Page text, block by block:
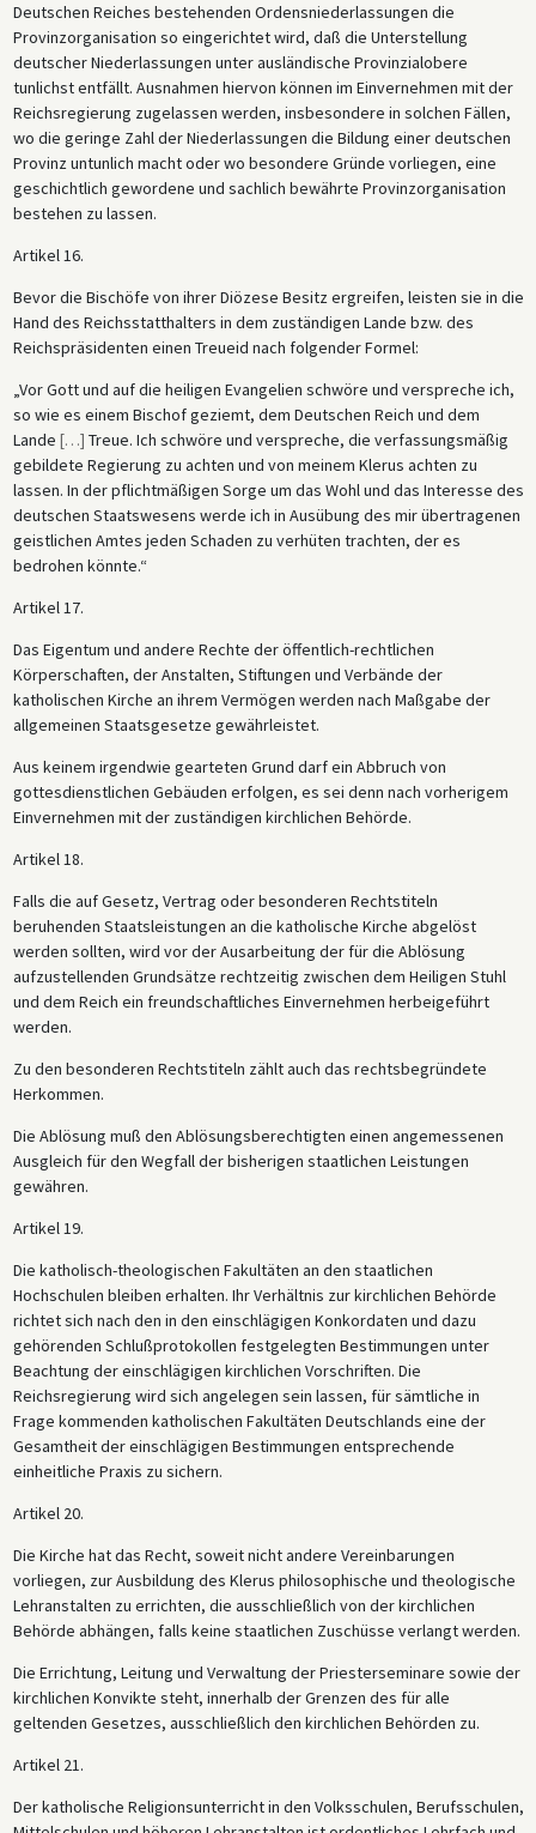
Deutschen Reiches bestehenden Ordensniederlassungen die
Provinzorganisation so eingerichtet wird, daß die Unterstellung
deutscher Niederlassungen unter ausländische Provinzialobere
tunlichst entfällt. Ausnahmen hiervon können im Einvernehmen mit der
Reichsregierung zugelassen werden, insbesondere in solchen Fällen,
wo die geringe Zahl der Niederlassungen die Bildung einer deutschen
Provinz untunlich macht oder wo besondere Gründe vorliegen, eine
geschichtlich gewordene und sachlich bewährte Provinzorganisation
bestehen zu lassen.
Artikel 16.
Bevor die Bischöfe von ihrer Diözese Besitz ergreifen, leisten sie in die
Hand des Reichsstatthalters in dem zuständigen Lande bzw. des
Reichspräsidenten einen Treueid nach folgender Formel:
„Vor Gott und auf die heiligen Evangelien schwöre und verspreche ich,
so wie es einem Bischof geziemt, dem Deutschen Reich und dem
Lande […] Treue. Ich schwöre und verspreche, die verfassungsmäßig
gebildete Regierung zu achten und von meinem Klerus achten zu
lassen. In der pflichtmäßigen Sorge um das Wohl und das Interesse des
deutschen Staatswesens werde ich in Ausübung des mir übertragenen
geistlichen Amtes jeden Schaden zu verhüten trachten, der es
bedrohen könnte.“
Artikel 17.
Das Eigentum und andere Rechte der öffentlich-rechtlichen
Körperschaften, der Anstalten, Stiftungen und Verbände der
katholischen Kirche an ihrem Vermögen werden nach Maßgabe der
allgemeinen Staatsgesetze gewährleistet.
Aus keinem irgendwie gearteten Grund darf ein Abbruch von
gottesdienstlichen Gebäuden erfolgen, es sei denn nach vorherigem
Einvernehmen mit der zuständigen kirchlichen Behörde.
Artikel 18.
Falls die auf Gesetz, Vertrag oder besonderen Rechtstiteln
beruhenden Staatsleistungen an die katholische Kirche abgelöst
werden sollten, wird vor der Ausarbeitung der für die Ablösung
aufzustellenden Grundsätze rechtzeitig zwischen dem Heiligen Stuhl
und dem Reich ein freundschaftliches Einvernehmen herbeigeführt
werden.
Zu den besonderen Rechtstiteln zählt auch das rechtsbegründete
Herkommen.
Die Ablösung muß den Ablösungsberechtigten einen angemessenen
Ausgleich für den Wegfall der bisherigen staatlichen Leistungen
gewähren.
Artikel 19.
Die katholisch-theologischen Fakultäten an den staatlichen
Hochschulen bleiben erhalten. Ihr Verhältnis zur kirchlichen Behörde
richtet sich nach den in den einschlägigen Konkordaten und dazu
gehörenden Schlußprotokollen festgelegten Bestimmungen unter
Beachtung der einschlägigen kirchlichen Vorschriften. Die
Reichsregierung wird sich angelegen sein lassen, für sämtliche in
Frage kommenden katholischen Fakultäten Deutschlands eine der
Gesamtheit der einschlägigen Bestimmungen entsprechende
einheitliche Praxis zu sichern.
Artikel 20.
Die Kirche hat das Recht, soweit nicht andere Vereinbarungen
vorliegen, zur Ausbildung des Klerus philosophische und theologische
Lehranstalten zu errichten, die ausschließlich von der kirchlichen
Behörde abhängen, falls keine staatlichen Zuschüsse verlangt werden.
Die Errichtung, Leitung und Verwaltung der Priesterseminare sowie der
kirchlichen Konvikte steht, innerhalb der Grenzen des für alle
geltenden Gesetzes, ausschließlich den kirchlichen Behörden zu.
Artikel 21.
Der katholische Religionsunterricht in den Volksschulen, Berufsschulen,